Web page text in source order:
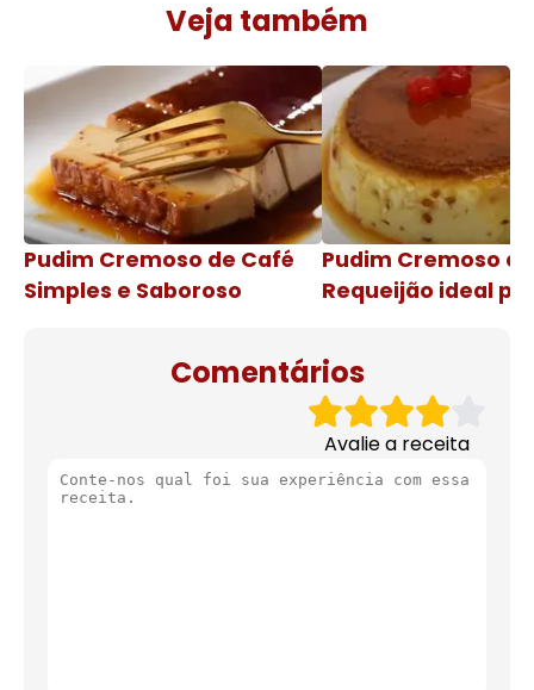
Veja também
Pudim Cremoso de Café
Simples e Saboroso
Pudim Cremoso
Requeijão ideal
Comentários
Avalie a receita